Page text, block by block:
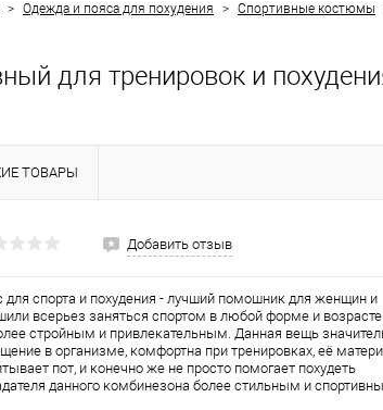
> Одежда и пояса для похудения > Спортивные костюмы
для тренировок и
ТОВАРЫ
Добавить отзыв
для спорта и похудения - лучший помошник для женщин и
всерьез заняться спортом в любой форме и возрасте
стройным и привлекательным. Данная вещь
в организме, комфортна при тренировках, её
пот, и конечно же не просто помогает похудеть
данного комбинезона более стильным и